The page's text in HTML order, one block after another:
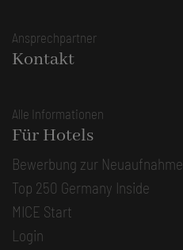
Ansprechpartner
Kontakt
Alle Informationen
Für Hotels
Bewerbung zur Neuaufnahme
Top 250 Germany Inside
MICE Start
Login